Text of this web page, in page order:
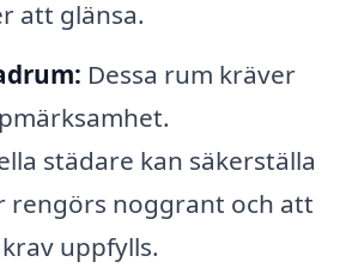
att glänsa.
Dessa rum kräver
städare kan säkerställa
rengörs noggrant och att
uppfylls.